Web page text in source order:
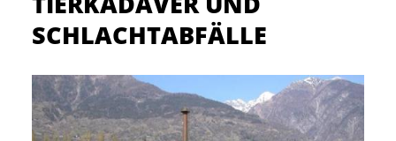
SCHLACHTABFÄLLE